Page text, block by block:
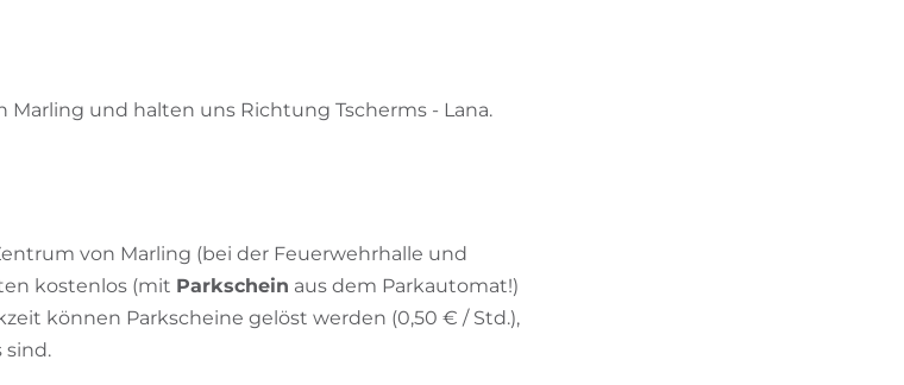
Marling und halten uns Richtung Tscherms - Lana.
von Marling (bei der Feuerwehrhalle und
kostenlos (mit Parkschein aus dem Parkautomat!)
können Parkscheine gelöst werden (0,50 € / Std.),
sind.